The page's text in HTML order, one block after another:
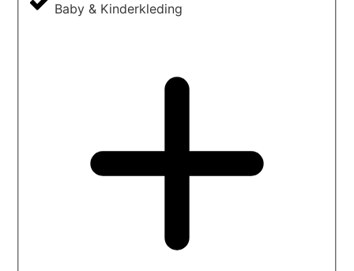
Baby & Kinderkleding